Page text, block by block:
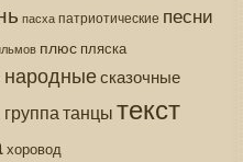
пасха патриотические песни
плюс пляска
народныесказочные
танцытекст
хоровод